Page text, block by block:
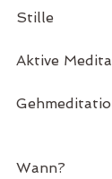
Stille
Aktive
Wann?